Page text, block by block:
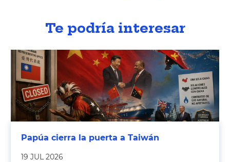
Te podría interesar
Papúa cierra la puerta a Taiwán
19 JUL 2026